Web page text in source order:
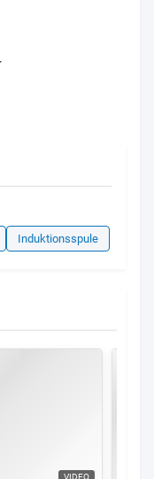
Induktionsspule
VIDEO